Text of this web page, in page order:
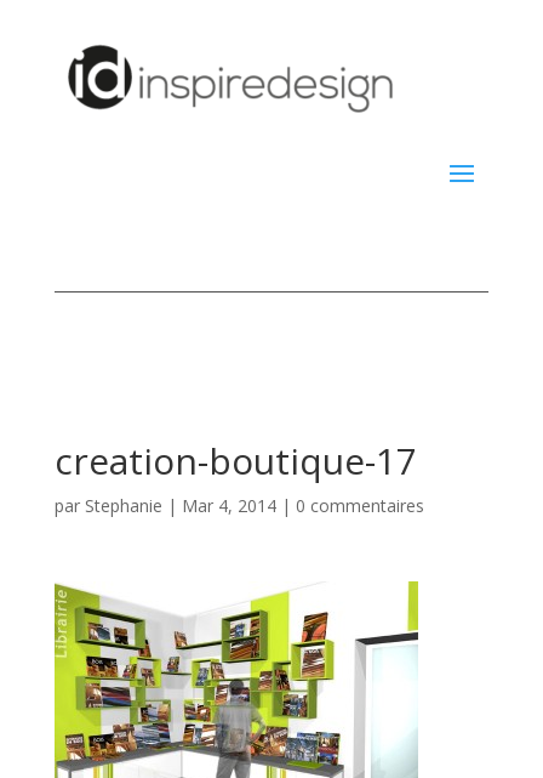
creation-boutique-17
par Stephanie | Mar 4, 2014| 0 commentaires